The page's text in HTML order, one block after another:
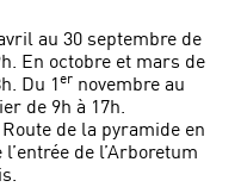
au 30 septembre de
En octobre et mars de
Du 1er novembre au
de 9h à 17h.
de la pyramide en
l’entrée de l’Arboretum